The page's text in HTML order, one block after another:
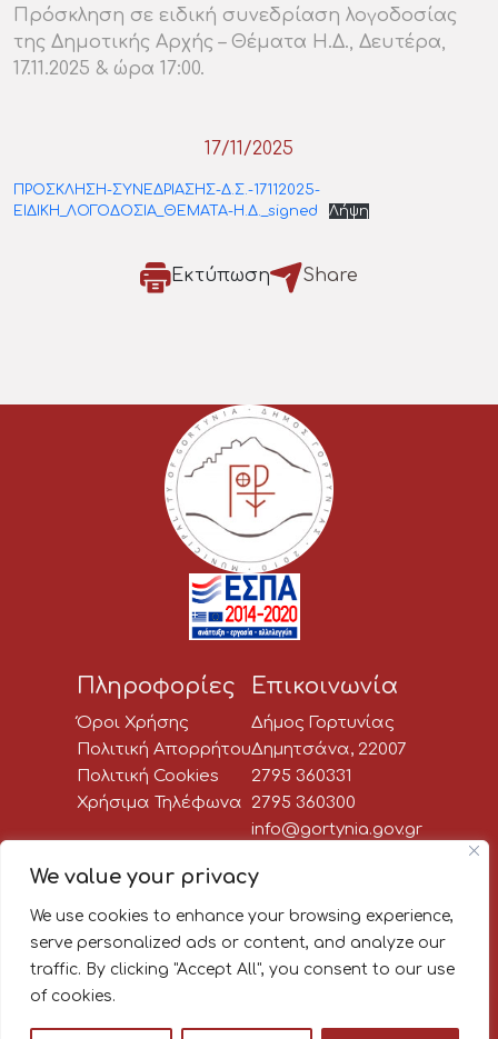
We value your privacy
We use cookies to enhance your browsing experience,
serve personalized ads or content, and analyze our
traffic. By clicking "Accept All", you consent to our use
of cookies.
Πρόσκληση σε ειδική συνεδρίαση λογοδοσίας
της Δημοτικής Αρχής – Θέματα Η.Δ., Δευτέρα,
17.11.2025 & ώρα 17:00.
17/11/2025
ΠΡΟΣΚΛΗΣΗ-ΣΥΝΕΔΡΙΑΣΗΣ-Δ.Σ.-17112025-
ΕΙΔΙΚΗ_ΛΟΓΟΔΟΣΙΑ_ΘΕΜΑΤΑ-Η.Δ._signed
Λήψη
Εκτύπωση Share
Πληροφορίες
Όροι Χρήσης
Πολιτική Απορρήτου
Πολιτική Cookies
Χρήσιμα Τηλέφωνα
Επικοινωνία
Δήμος Γορτυνίας
Δημητσάνα, 22007
2795 360331
2795 360300
info@gortynia.gov.gr
Social Media
Newsletter:
Κάνε εγγραφή στο newsletter
μαθαίνεις πρώτος όλα τα νέα!